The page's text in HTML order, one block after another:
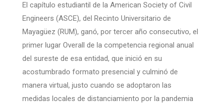
El capítulo estudiantil de la American Society of Civil
Engineers (ASCE), del Recinto Universitario de
Mayagüez (RUM), ganó, por tercer año consecutivo, el
primer lugar Overall de la competencia regional anual
del sureste de esa entidad, que inició en su
acostumbrado formato presencial y culminó de
manera virtual, justo cuando se adoptaron las
medidas locales de distanciamiento por la pandemia